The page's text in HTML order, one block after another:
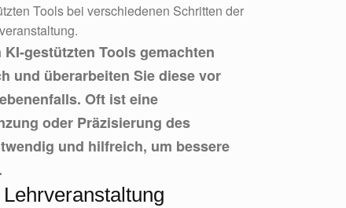
Tools bei verschiedenen Schritten der
gestützten Tools gemachten
und überarbeiten Sie diese vor
Oft ist eine
oder Präzisierung des
und hilfreich, um bessere